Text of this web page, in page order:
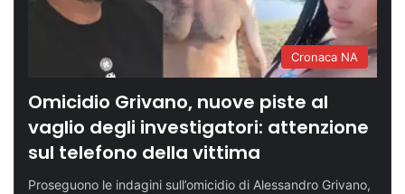
Cronaca NA
Omicidio Grivano, nuove piste al
vaglio degli investigatori: attenzione
sul telefono della vittima
Proseguono le indagini sull’omicidio di Alessandro Grivano,